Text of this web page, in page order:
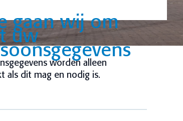
gaan wij om
uw
worden alleen
als dit mag en nodig is.